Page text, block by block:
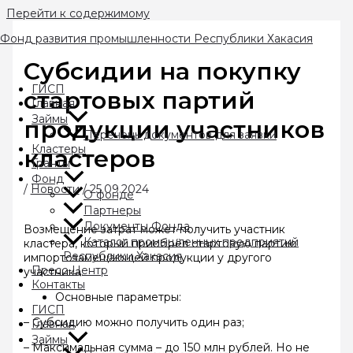
Перейти к содержимому
Фонд развития промышленности Республики Хакасия
ГИСП
Главная
Займы
Перечень документов для заявки
Кластеры
Гранты
Фонд
О фонде
Партнеры
Документы Фонда
Каталог промышленных предприятий
Республики Хакасия
Пресс-Центр
Контакты
ГИСП
Главная
Займы
Субсидии на покупку
стартовых партий
продукции участников
кластеров
/ Новости/25.09.2024
Возмещение затрат может получить участник
кластера, который приобрёл стартовую партию
импортозамещающей продукции у другого
участника.
Основные параметры:
– Субсидию можно получить один раз;
– Максимальная сумма – до 150 млн рублей. Но не